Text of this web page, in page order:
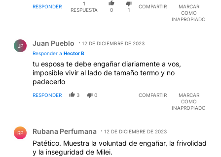
ESTABAMOS MEJOR QUE EN ALEMANIA, AHORA
PRETENDER "CRITICAR" LA POLITICA DE DIFUSIÓN
PERSONAS, QUE SOMETIERON A UN PUEBLO AL
HAMBRE Y LA IGNORANCIA, Y NO DUDEN QUE VAN
A SER CASTIGADOS MUY DURAMENTE POR SU
MALDAD, RESENTIMIENTO Y CORRUPCION.
KIRCHOS SUCIOS
RESPONDER
1
RESPUESTA
0 1
COMPARTIR
MARCAR
COMO
INAPROPIADO
JP Juan Pueblo
12 DE DICIEMBRE DE 2023
Responder a Hector B
tu esposa te debe engañar diariamente a vos,
imposible vivir al lado de tamaño termo y no
padecerlo
RESPONDER 3 0 COMPARTIR
MARCAR
COMO
INAPROPIADO
RP Rubana Perfumana 12 DE DICIEMBRE DE 2023
Patético. Muestra la voluntad de engañar, la frivolidad
y la inseguridad de Milei.